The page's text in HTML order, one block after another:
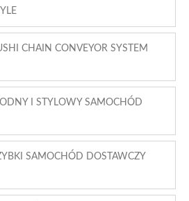
CHAIN CONVEYOR SYSTEM
I STYLOWY SAMOCHÓD
SAMOCHÓD DOSTAWCZY